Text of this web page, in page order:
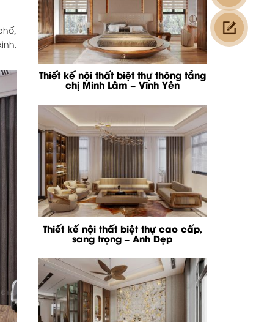
Thiết kế nội thất biệt thự thông tầng
chị Minh Lâm – Vĩnh Yên
Thiết kế nội thất biệt thự cao cấp,
sang trọng – Anh Dẹp